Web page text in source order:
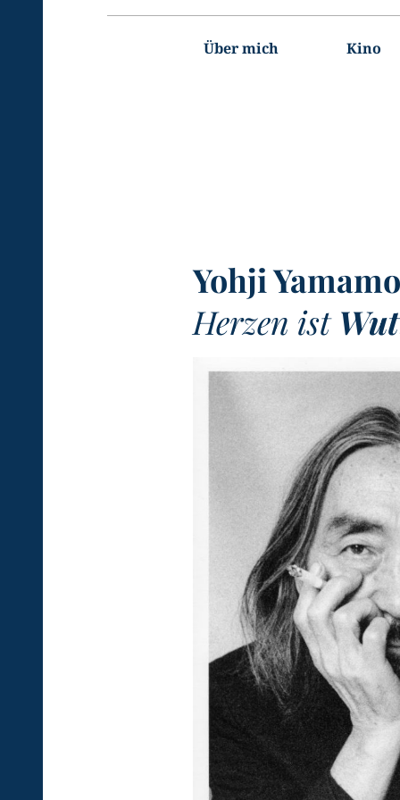
Über mich Kino
Yohji
Herzen ist